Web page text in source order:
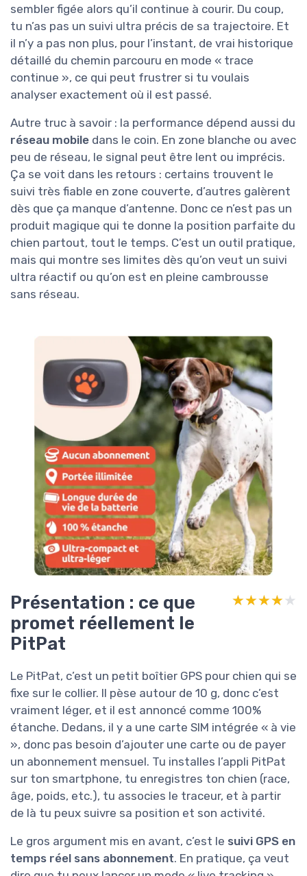
sembler figée alors qu’il continue à courir. Du coup,
tu n’as pas un suivi ultra précis de sa trajectoire. Et
il n’y a pas non plus, pour l’instant, de vrai historique
détaillé du chemin parcouru en mode « trace
continue », ce qui peut frustrer si tu voulais
analyser exactement où il est passé.
Autre truc à savoir : la performance dépend aussi du
réseau mobile dans le coin. En zone blanche ou avec
peu de réseau, le signal peut être lent ou imprécis.
Ça se voit dans les retours : certains trouvent le
suivi très fiable en zone couverte, d’autres galèrent
dès que ça manque d’antenne. Donc ce n’est pas un
produit magique qui te donne la position parfaite du
chien partout, tout le temps. C’est un outil pratique,
mais qui montre ses limites dès qu’on veut un suivi
ultra réactif ou qu’on est en pleine cambrousse
sans réseau.
Présentation : ce que
promet réellement le
PitPat
★★★★★
★★★★★
Le PitPat, c’est un petit boîtier GPS pour chien qui se
fixe sur le collier. Il pèse autour de 10 g, donc c’est
vraiment léger, et il est annoncé comme 100%
étanche. Dedans, il y a une carte SIM intégrée « à vie
», donc pas besoin d’ajouter une carte ou de payer
un abonnement mensuel. Tu installes l’appli PitPat
sur ton smartphone, tu enregistres ton chien (race,
âge, poids, etc.), tu associes le traceur, et à partir
de là tu peux suivre sa position et son activité.
Le gros argument mis en avant, c’est le suivi GPS en
temps réel sans abonnement. En pratique, ça veut